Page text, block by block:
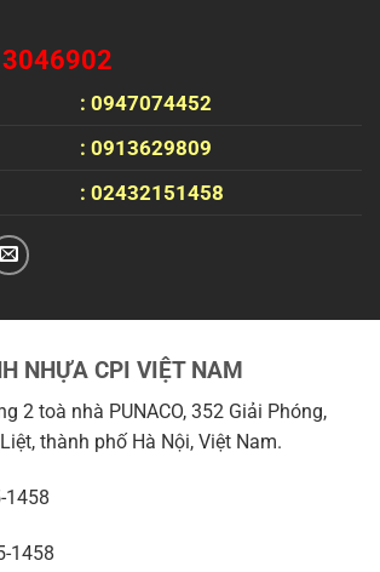
: 0947074452
: 0913629809
: 02432151458
NHỰA CPI VIỆT NAM
2 toà nhà PUNACO, 352 Giải Phóng,
thành phố Hà Nội, Việt Nam.
1458
1458